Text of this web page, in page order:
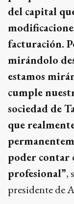
del capital
facturación.
mirándolo
estamos
cumple
sociedad de
que
poder contar
profesional”,
presidente de